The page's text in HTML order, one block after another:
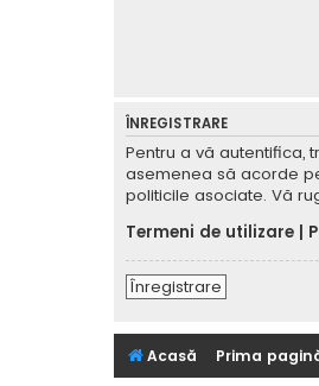
ÎNREGISTRARE
Pentru a vă autentifica,
asemenea să acorde
politicile asociate. Vă
Termeni de utilizare
Înregistrare
Acasă Prima